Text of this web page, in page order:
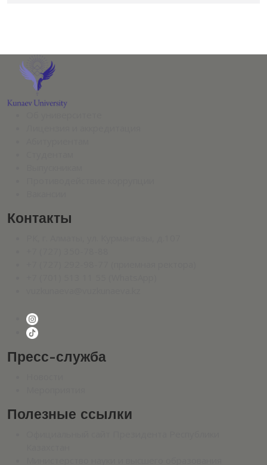
Контакты
Пресс-служба
Полезные ссылки